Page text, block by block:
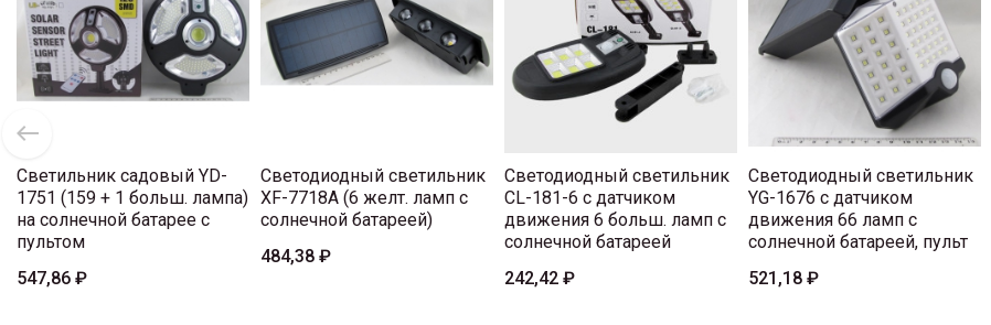
Светильник садовый YD-
1751 (159 + 1 больш. лампа)
на солнечной батарее с
пультом
547,86 ₽
Светодиодный светильник
XF-7718A (6 желт. ламп с
солнечной батареей)
484,38 ₽
Светодиодный светильник
CL-181-6 с датчиком
движения 6 больш. ламп с
солнечной батареей
242,42 ₽
Светодиодный светильник
YG-1676 с датчиком
движения 66 ламп с
солнечной батареей, пульт
521,18 ₽